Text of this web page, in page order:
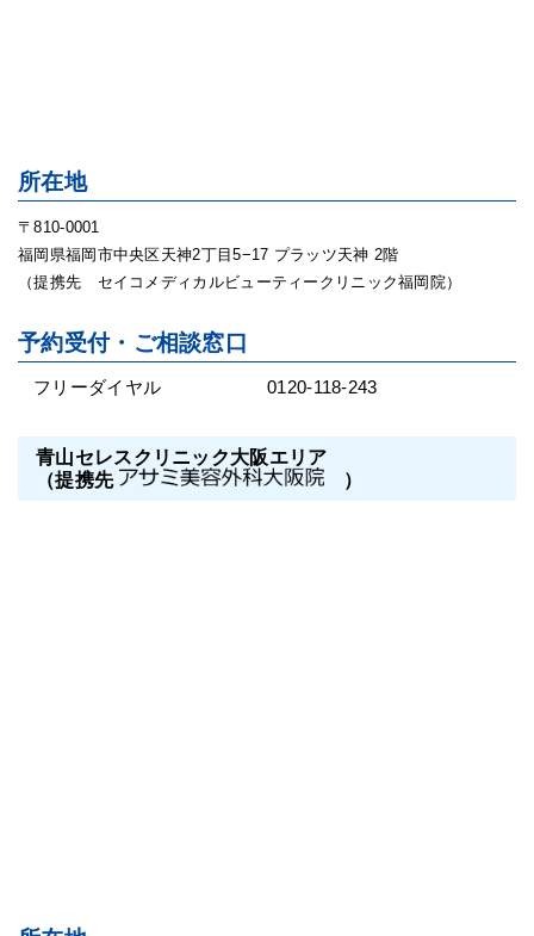
所在地
〒810-0001
福岡県福岡市中央区天神2丁目5−17 プラッツ天神 2階
（提携先 セイコメディカルビューティークリニック福岡院）
予約受付・ご相談窓口
フリーダイヤル 0120-118-243
青山セレスクリニック大阪エリア
（提携先
）